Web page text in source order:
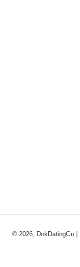
© 2026, DnkDatingGo |